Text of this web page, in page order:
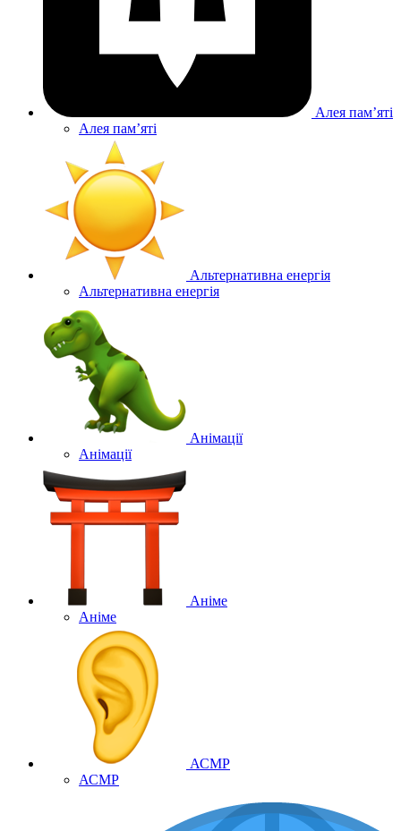
Алея памʼяті
Алея памʼяті
Альтернативна енергія
Альтернативна енергія
Анімації
Анімації
Аніме
Аніме
АСМР
АСМР